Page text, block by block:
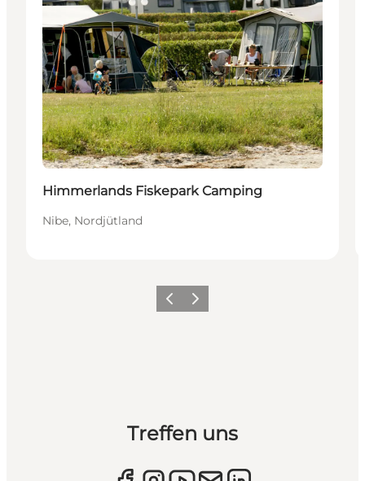
Himmerlands Fiskepark Camping
Nibe, Nordjütland
ZurückWeiter
Treffen uns